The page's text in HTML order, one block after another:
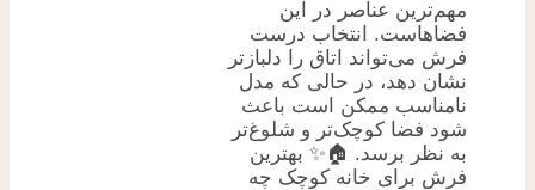
مهم‌ترین عناصر در این
فضاهاست. انتخاب درست
فرش می‌تواند اتاق را دلبازتر
نشان دهد، در حالی که مدل
نامناسب ممکن است باعث
شود فضا کوچک‌تر و شلوغ‌تر
به نظر برسد. 🏠✨ بهترین
فرش برای خانه کوچک چه